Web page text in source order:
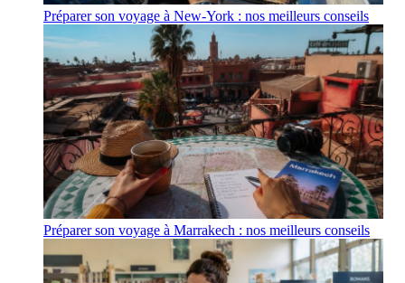
Préparer son voyage à New-York : nos meilleurs conseils
Préparer son voyage à Marrakech : nos meilleurs conseils